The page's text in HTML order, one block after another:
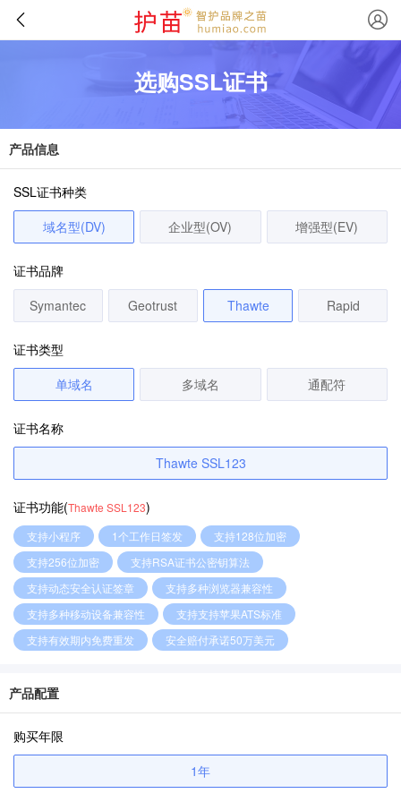
选购SSL证书
产品信息
SSL证书种类
域名型(DV)
企业型(OV) 增强型(EV)
证书品牌
Symantec
Geotrust Thawte Rapid
证书类型
单域名
多域名 通配符
证书名称
Thawte SSL123
证书功能(Thawte SSL123)
支持小程序 1个工作日签发
支持128位加密
支持256位加密
支持RSA证书公密钥算法
支持动态安全认证签章
支持多种浏览器兼容性
支持多种移动设备兼容性
支持支持苹果ATS标准
支持有效期内免费重发
安全赔付承诺50万美元
产品配置
购买年限
1年